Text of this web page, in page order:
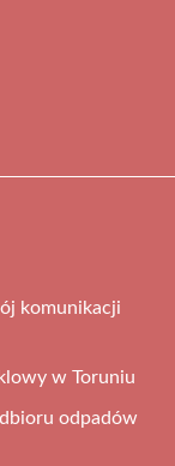
komunikacji
w Toruniu
odpadów